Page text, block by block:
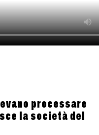
processare
la società del